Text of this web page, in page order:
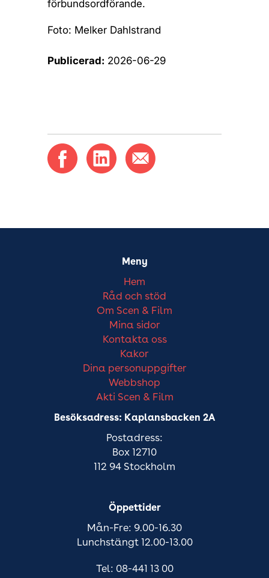
förbundsordförande.
Foto: Melker Dahlstrand
Publicerad: 2026-06-29
Meny
Hem
Råd och stöd
Om Scen & Film
Mina sidor
Kontakta oss
Kakor
Dina personuppgifter
Webbshop
Akti Scen & Film
Besöksadress: Kaplansbacken 2A
Postadress:
Box 12710
112 94 Stockholm
Öppettider
Mån-Fre: 9.00-16.30
Lunchstängt 12.00-13.00
Tel: 08-441 13 00